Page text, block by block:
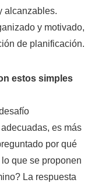
alcanzables.
y motivado,
de planificación.
estos simples
es más
por qué
que se proponen
La respuesta